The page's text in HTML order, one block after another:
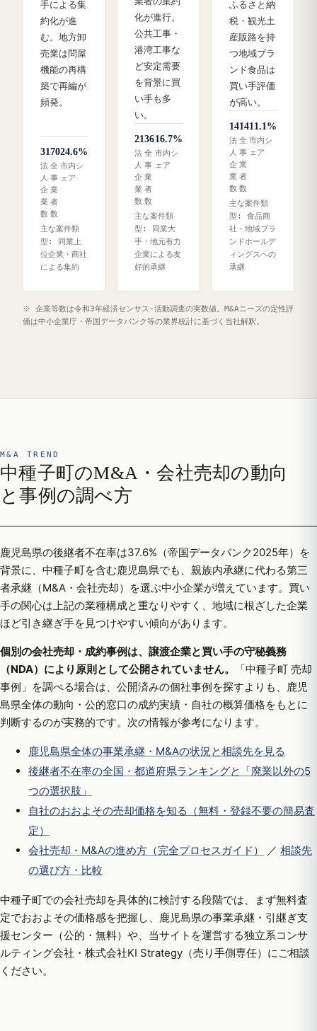
手による集
約化が進
む。地方卸
売業は問屋
機能の再構
築で再編が
頻発。
31
法
人
企
業
数
70
全
事
業
者
数
24.6%
市内シ
ェア
主な案件類
型: 同業上
位企業・商社
による集約
化が進行。
公共工事・
港湾工事な
ど安定需要
を背景に買
い手も多
い。
21
法
人
企
業
数
36
全
事
業
者
数
16.7%
市内シ
ェア
主な案件類
型: 同業大
手・地元有力
企業による友
好的承継
ふるさと納
税・観光土
産販路を持
つ地域ブラ
ンド食品は
買い手評価
が高い。
14
法
人
企
業
数
14
全
事
業
者
数
11.1%
市内シ
ェア
主な案件類
型: 食品商
社・地域ブラ
ンドホールデ
ィングスへの
承継
※ 企業等数は令和3年経済センサス‐活動調査の実数値。M&Aニーズの定性評
価は中小企業庁・帝国データバンク等の業界統計に基づく当社解釈。
M&A TREND
中種子町のM&A・会社売却の動向
と事例の調べ方
鹿児島県の後継者不在率は37.6%（帝国データバンク2025年）を
背景に、中種子町を含む鹿児島県でも、親族内承継に代わる第三
者承継（M&A・会社売却）を選ぶ中小企業が増えています。買い
手の関心は上記の業種構成と重なりやすく、地域に根ざした企業
ほど引き継ぎ手を見つけやすい傾向があります。
個別の会社売却・成約事例は、譲渡企業と買い手の守秘義務
（NDA）により原則として公開されていません。
「中種子町 売却
事例」を調べる場合は、公開済みの個社事例を探すよりも、鹿児
島県全体の動向・公的窓口の成約実績・自社の概算価格をもとに
判断するのが実務的です。次の情報が参考になります。
鹿児島県全体の事業承継・M&Aの状況と相談先を見る
後継者不在率の全国・都道府県ランキングと「廃業以外の5
つの選択肢」
自社のおおよその売却価格を知る（無料・登録不要の簡易査
定）
会社売却・M&Aの進め方（完全プロセスガイド）
／ 相談先
の選び方・比較
中種子町での会社売却を具体的に検討する段階では、まず無料査
定でおおよその価格感を把握し、鹿児島県の事業承継・引継ぎ支
援センター（公的・無料）や、当サイトを運営する独立系コンサ
ルティング会社・株式会社KI Strategy（売り手側専任）にご相談
ください。